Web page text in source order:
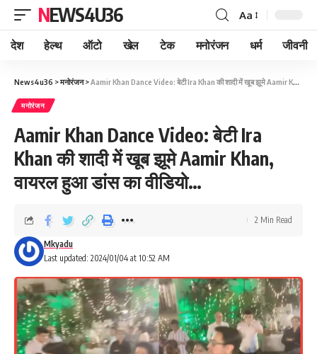
NEWS4U36 Aa
देश हेल्थ ऑटो खेल टेक मनोरंजन धर्म जीवनी
News4u36 >मनोरंजन>Aamir Khan Dance Video: बेटी Ira Khan की शादी में खूब झूमे Aamir Khan, वायरल हुआ डांस का वीडियो…
मनोरंजन
Aamir Khan Dance Video: बेटी Ira
Khan की शादी में खूब झूमे Aamir Khan,
वायरल हुआ डांस का वीडियो…
Last updated: 2024/01/04 at 10:52 AM
Mkyadu
2 Min Read